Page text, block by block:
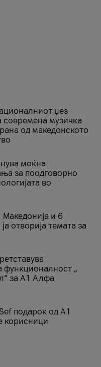
џез
современа музичка
од македонското
моќна
за поодговорно
во
Македонија и 6
отворија темата за
функционалност „
за А1 Алфа
подарок од А1
корисници